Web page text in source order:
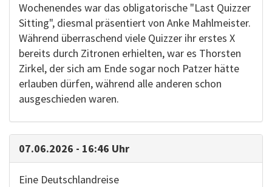
Wochenendes war das obligatorische "Last Quizzer
Sitting", diesmal präsentiert von Anke Mahlmeister.
Während überraschend viele Quizzer ihr erstes X
bereits durch Zitronen erhielten, war es Thorsten
Zirkel, der sich am Ende sogar noch Patzer hätte
erlauben dürfen, während alle anderen schon
ausgeschieden waren.
07.06.2026 - 16:46 Uhr
Eine Deutschlandreise